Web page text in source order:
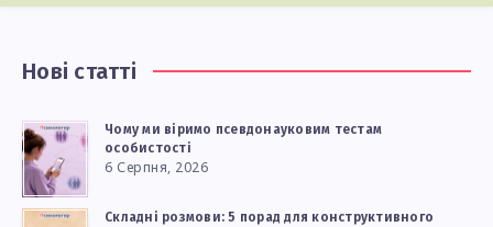
Нові статті
Чому ми віримо псевдонауковим тестам
особистості
6 Серпня, 2026
Складні розмови: 5 порад для конструктивного